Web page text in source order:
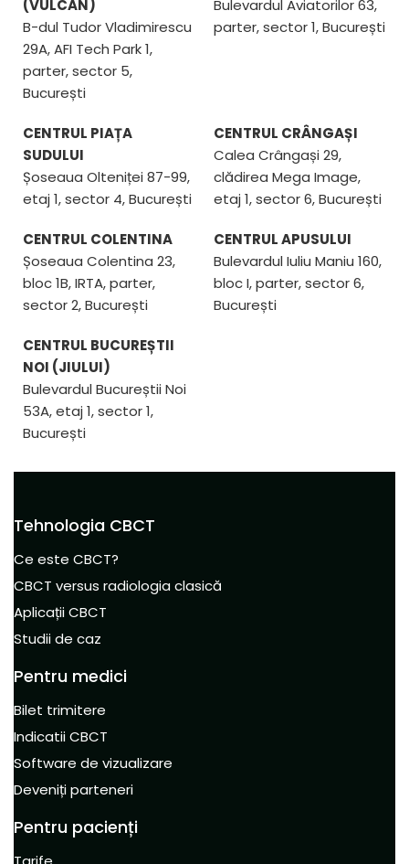
(VULCAN)
B-dul Tudor Vladimirescu
29A, AFI Tech Park 1,
parter, sector 5,
București
Bulevardul Aviatorilor 63,
parter, sector 1, București
CENTRUL PIAȚA
SUDULUI
Șoseaua Olteniței 87-99,
etaj 1, sector 4, București
CENTRUL CRÂNGAȘI
Calea Crângași 29,
clădirea Mega Image,
etaj 1, sector 6, București
CENTRUL COLENTINA
Șoseaua Colentina 23,
bloc 1B, IRTA, parter,
sector 2, București
CENTRUL APUSULUI
Bulevardul Iuliu Maniu 160,
bloc I, parter, sector 6,
București
CENTRUL BUCUREȘTII
NOI (JIULUI)
Bulevardul Bucureștii Noi
53A, etaj 1, sector 1,
București
Tehnologia CBCT
Ce este CBCT?
CBCT versus radiologia clasică
Aplicații CBCT
Studii de caz
Pentru medici
Bilet trimitere
Indicatii CBCT
Software de vizualizare
Deveniți parteneri
Pentru pacienți